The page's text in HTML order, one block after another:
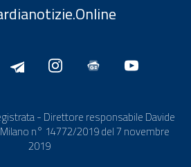
- Direttore responsabile Davide
n° 14772/2019 del 7 novembre
2019